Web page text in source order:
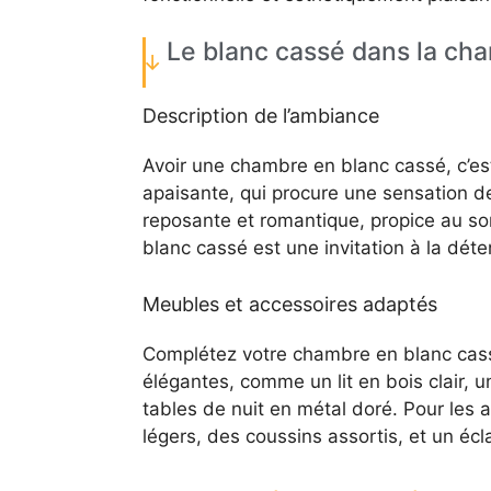
Le blanc cassé dans la
Description de l’ambiance
Avoir une chambre en blanc cassé,
apaisante, qui procure une sensation
reposante et romantique, propice au
blanc cassé est une invitation à la
Meubles et accessoires adaptés
Complétez votre chambre en blanc
élégantes, comme un lit en bois clair,
tables de nuit en métal doré. Pour les
légers, des coussins assortis, et un